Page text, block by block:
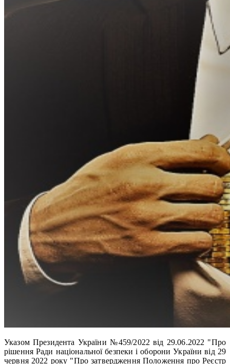
Указом Президента України №459/2022 від 29.06.2022 "Про
рішення Ради національної безпеки і оборони України від 29
червня 2022 року "Про затвердження Положення про Реєстр